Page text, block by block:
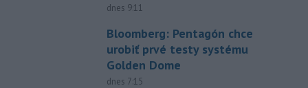
dnes 9:11
Bloomberg: Pentagón chce
urobiť prvé testy systému
Golden Dome
dnes 7:15